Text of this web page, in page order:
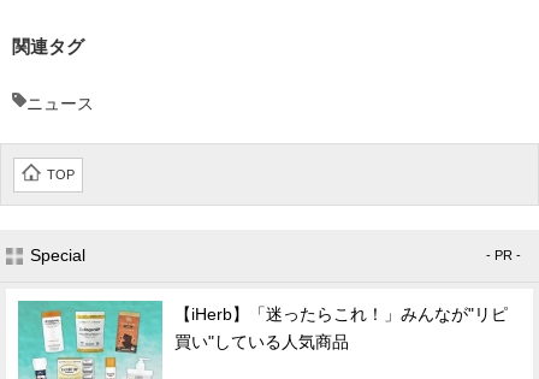
関連タグ
ニュース
TOP
Special - PR -
【iHerb】「迷ったらこれ！」みんなが"リピ
買い"している人気商品